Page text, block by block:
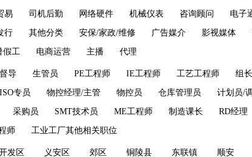
易 司机后勤 网络硬件 机械仪表 咨询顾问 电子
行 其他分类 安保/家政/维修 广告媒介 影视媒体
假工 电商运营 主播 代理
导 生管员 PE工程师 IE工程师 工艺工程师 组
ISO专员 物控经理/主管 物控员 仓库管理员 计划员/
采购员 SMT技术员 ME工程师 制造课长 RD经理
师 工业工厂其他相关职位
发区 义安区 郊区 铜陵县 东联镇 顺安